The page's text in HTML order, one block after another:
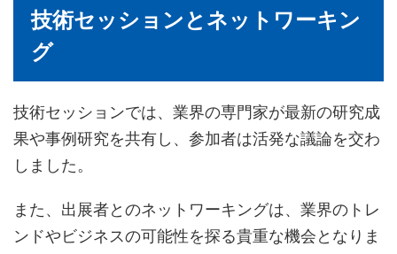
技術セッションとネットワーキン
グ
技術セッションでは、業界の専門家が最新の研究成
果や事例研究を共有し、参加者は活発な議論を交わ
しました。
また、出展者とのネットワーキングは、業界のトレ
ンドやビジネスの可能性を探る貴重な機会となりま